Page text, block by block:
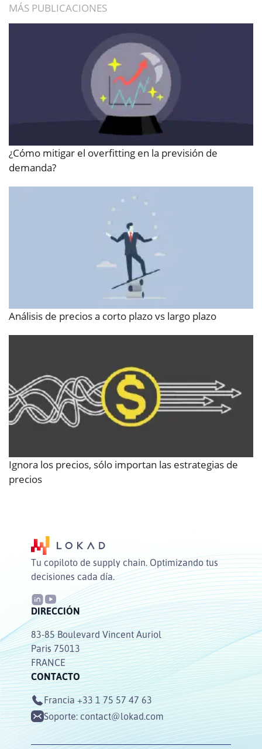
MÁS PUBLICACIONES
¿Cómo mitigar el overfitting en la previsión de
demanda?
Análisis de precios a corto plazo vs largo plazo
Ignora los precios, sólo importan las estrategias de
precios
Tu copiloto de supply chain. Optimizando tus
decisiones cada día.
DIRECCIÓN
83-85 Boulevard Vincent Auriol
Paris 75013
FRANCE
CONTACTO
Francia +33 1 75 57 47 63
Soporte:contact@lokad.com